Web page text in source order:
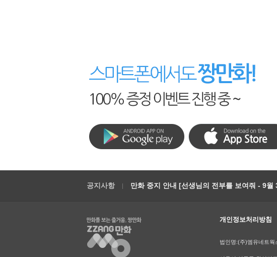
공지사항 만화 중지 안내 [선생님의 전부를 보여줘 - 9월
개인정보처리방침
법인명:(주)엠유네트웍